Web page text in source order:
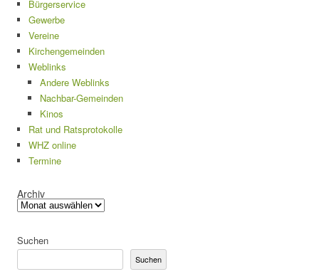
Bürgerservice
Gewerbe
Vereine
Kirchengemeinden
Weblinks
Andere Weblinks
Nachbar-Gemeinden
Kinos
Rat und Ratsprotokolle
WHZ online
Termine
Archiv
Suchen
Suchen